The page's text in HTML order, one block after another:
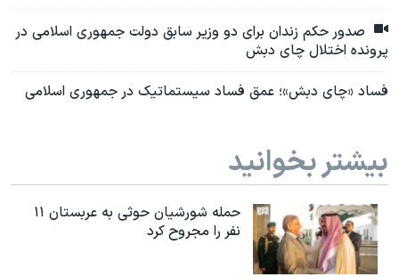
صدور حکم زندان برای دو وزیر سابق دولت جمهوری اسلامی در
پرونده اختلال چای دبش
فساد «چای دبش»؛ عمق فساد سیستماتیک در جمهوری اسلامی
بیشتر بخوانید
حمله شورشیان حوثی به عربستان ۱۱
نفر را مجروح کرد